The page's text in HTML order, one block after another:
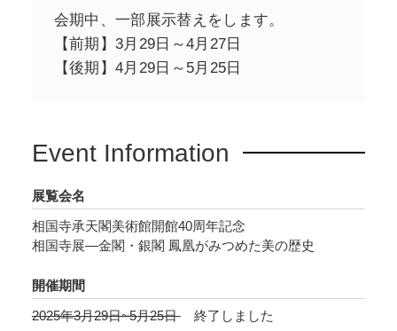
です。創建から640年あまりの歴史を持つ相国寺
は、時代を通じ、数々の芸術家を育て、名作の
誕生を導いてきました。
される雪舟。江戸時代の相国寺文化に深く関わ
冲、原在中、円山応挙…。中世に規範を得た相
国寺文化圏の美の営みは、近世、近代、現代へ
と時を繋ぎ、相国寺、鹿苑寺、慈照寺が所有す
開されてきました。
会期中、一部展示替えをします。
【前期】3月29日～4月27日
【後期】4月29日～5月25日
Event Information
展覧会名
相国寺承天閣美術館開館40周年記念
相国寺展―金閣・銀閣 鳳凰がみつめた美の歴史
開催期間
2025年3月29日~5月25日
終了しました